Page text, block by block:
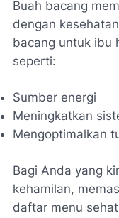
Buah bacang
dengan
bacang untuk ibu
seperti:
Sumber energi
Meningkatkan
Mengoptimalkan
Bagi Anda yang
kehamilan,
daftar menu